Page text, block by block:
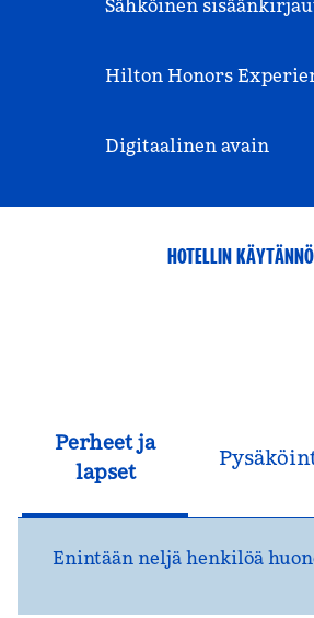
Sähköinen
Hilton Honors
Digitaalinen avain
HOTELLIN
Perheet ja
lapset
Enintään neljä henkilöä